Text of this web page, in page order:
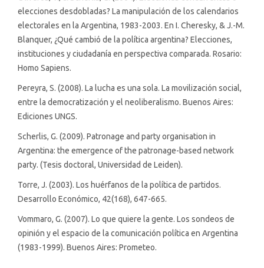
elecciones desdobladas? La manipulación de los calendarios
electorales en la Argentina, 1983-2003. En I. Cheresky, & J.-M.
Blanquer, ¿Qué cambió de la política argentina? Elecciones,
instituciones y ciudadanía en perspectiva comparada. Rosario:
Homo Sapiens.
Pereyra, S. (2008). La lucha es una sola. La movilización social,
entre la democratización y el neoliberalismo. Buenos Aires:
Ediciones UNGS.
Scherlis, G. (2009). Patronage and party organisation in
Argentina: the emergence of the patronage-based network
party. (Tesis doctoral, Universidad de Leiden).
Torre, J. (2003). Los huérfanos de la política de partidos.
Desarrollo Económico, 42(168), 647-665.
Vommaro, G. (2007). Lo que quiere la gente. Los sondeos de
opinión y el espacio de la comunicación política en Argentina
(1983-1999). Buenos Aires: Prometeo.